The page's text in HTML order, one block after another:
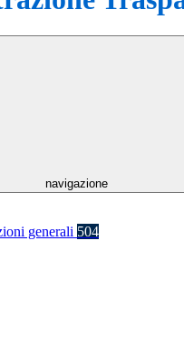
navigazione
generali 504